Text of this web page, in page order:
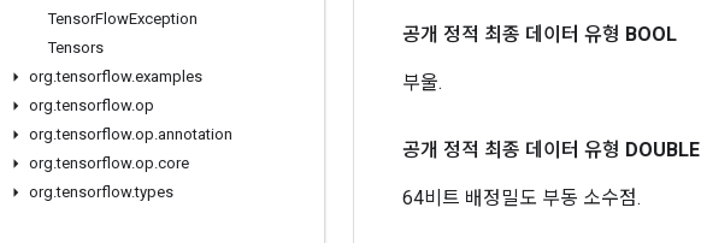
TensorFlowException
Tensors
org.tensorflow.examples
org.tensorflow.op
org.tensorflow.op.annotation
org.tensorflow.op.core
org.tensorflow.types
공개 정적 최종 데이터 유형 BOOL
부울.
공개 정적 최종 데이터 유형 DOUBLE
64비트 배정밀도 부동 소수점.